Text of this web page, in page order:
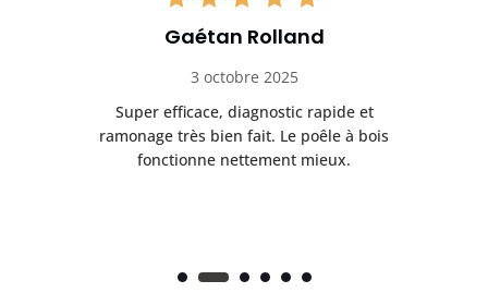
Gaétan Rolland
3 octobre 2025
Super efficace, diagnostic rapide et
ramonage très bien fait. Le poêle à bois
fonctionne nettement mieux.